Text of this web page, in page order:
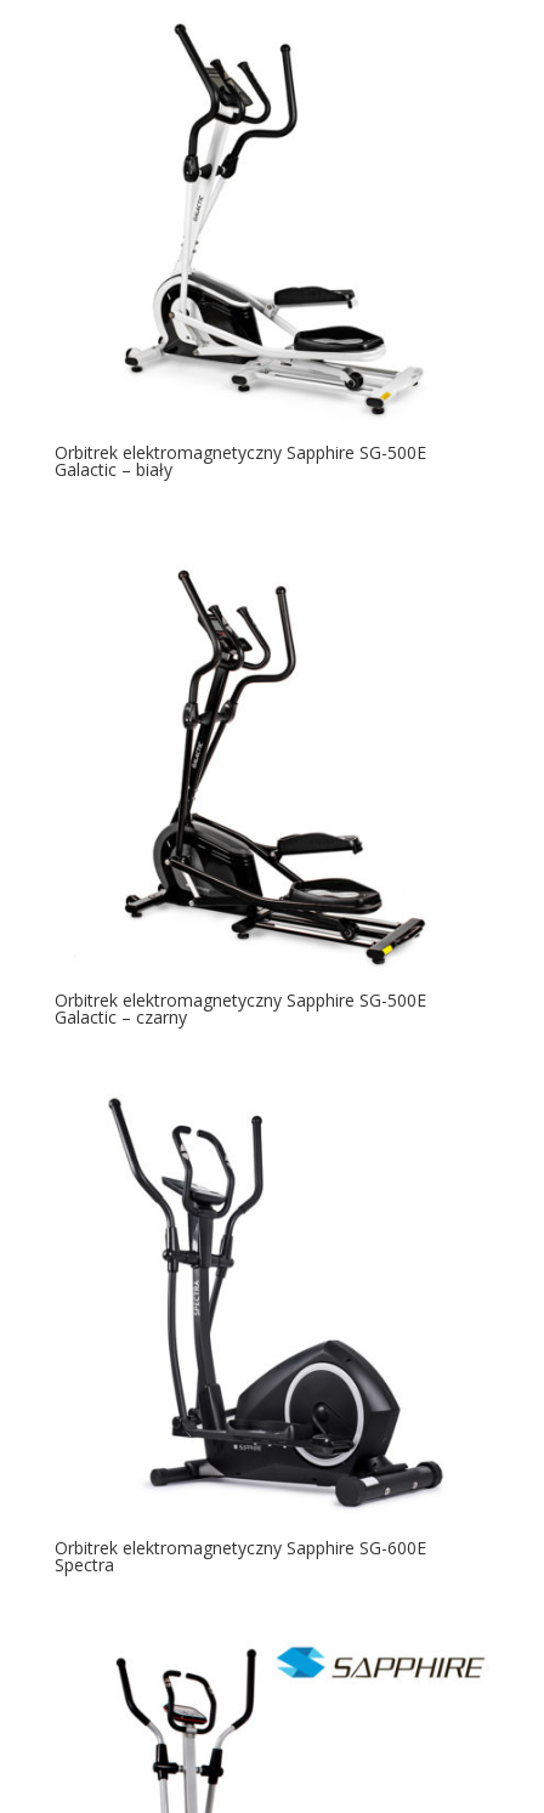
Orbitrek elektromagnetyczny Sapphire SG-500E
Galactic – biały
Orbitrek elektromagnetyczny Sapphire SG-500E
Galactic – czarny
Orbitrek elektromagnetyczny Sapphire SG-600E
Spectra